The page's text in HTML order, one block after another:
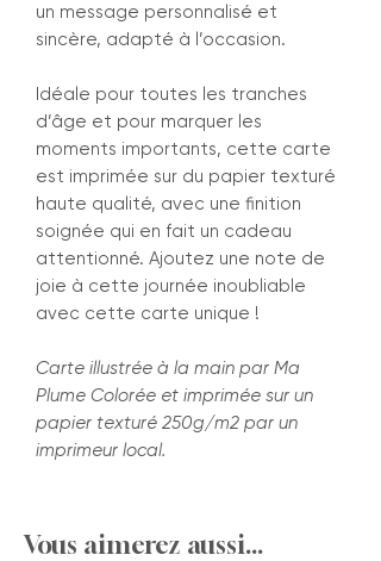
un message personnalisé et
sincère, adapté à l’occasion.
Idéale pour toutes les tranches
d’âge et pour marquer les
moments importants, cette carte
est imprimée sur du papier texturé
haute qualité, avec une finition
soignée qui en fait un cadeau
attentionné. Ajoutez une note de
joie à cette journée inoubliable
avec cette carte unique !
Carte illustrée à la main par Ma
Plume Colorée et imprimée sur un
papier texturé 250g/m2 par un
imprimeur local.
Vous aimerez aussi...